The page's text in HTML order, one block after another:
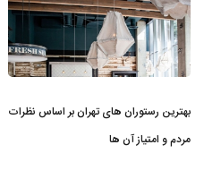
بهترین رستوران های تهران بر اساس نظرات
مردم و امتیاز آن ها